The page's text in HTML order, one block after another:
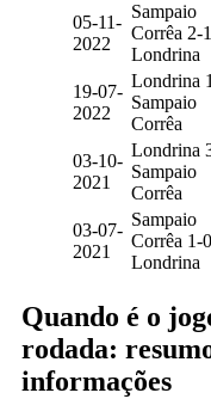
05-11-
2022
Sampaio
Corrêa 2-1
Londrina
19-07-
2022
Londrina
Sampaio
Corrêa
03-10-
2021
Londrina
Sampaio
Corrêa
03-07-
2021
Sampaio
Corrêa 1-0
Londrina
Quando é o
rodada:
informações